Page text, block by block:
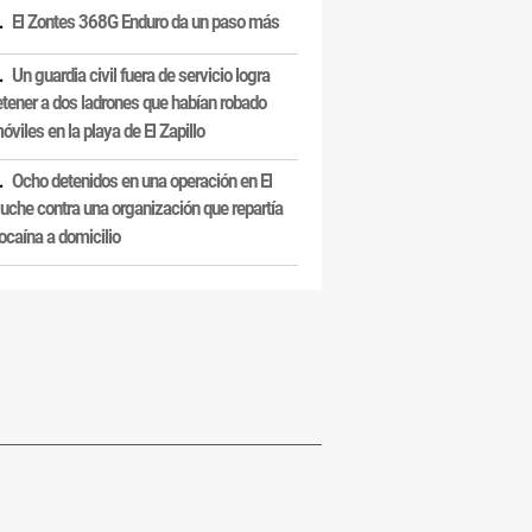
El Zontes 368G Enduro da un paso más
Un guardia civil fuera de servicio logra
a dos ladrones que habían robado
en la playa de El Zapillo
Ocho detenidos en una operación en El
contra una organización que repartía
a domicilio